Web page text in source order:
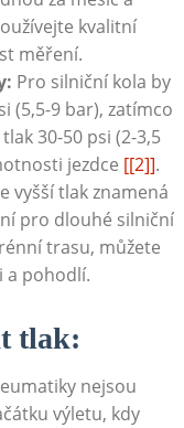
kvalitní
měření.
Pro silniční kola by
(5,5-9 bar), zatímco
30-50 psi (2-3,5
jezdce [[2]].
vyšší tlak znamená
pro dlouhé silniční
trasu, můžete
a pohodlí.
tlak:
nejsou
výletu, kdy